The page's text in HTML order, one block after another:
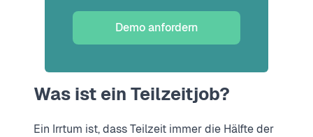
Demo anfordern
Was ist ein Teilzeitjob?
Ein Irrtum ist, dass Teilzeit immer die Hälfte der